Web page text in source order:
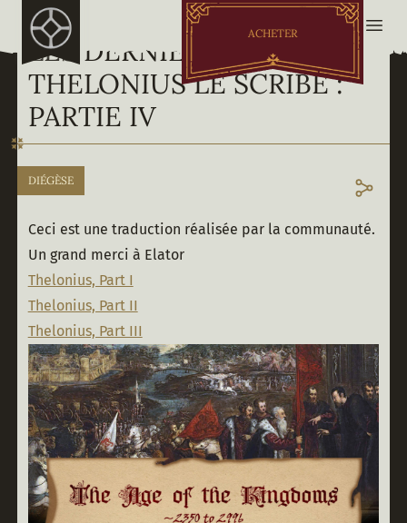
ACHETER
LES DERNIERS MOTS DE
THELONIUS LE SCRIBE :
PARTIE IV
DIÉGÈSE
Ceci est une traduction réalisée par la communauté.
Un grand merci à Elator
Thelonius, Part I
Thelonius, Part II
Thelonius, Part III